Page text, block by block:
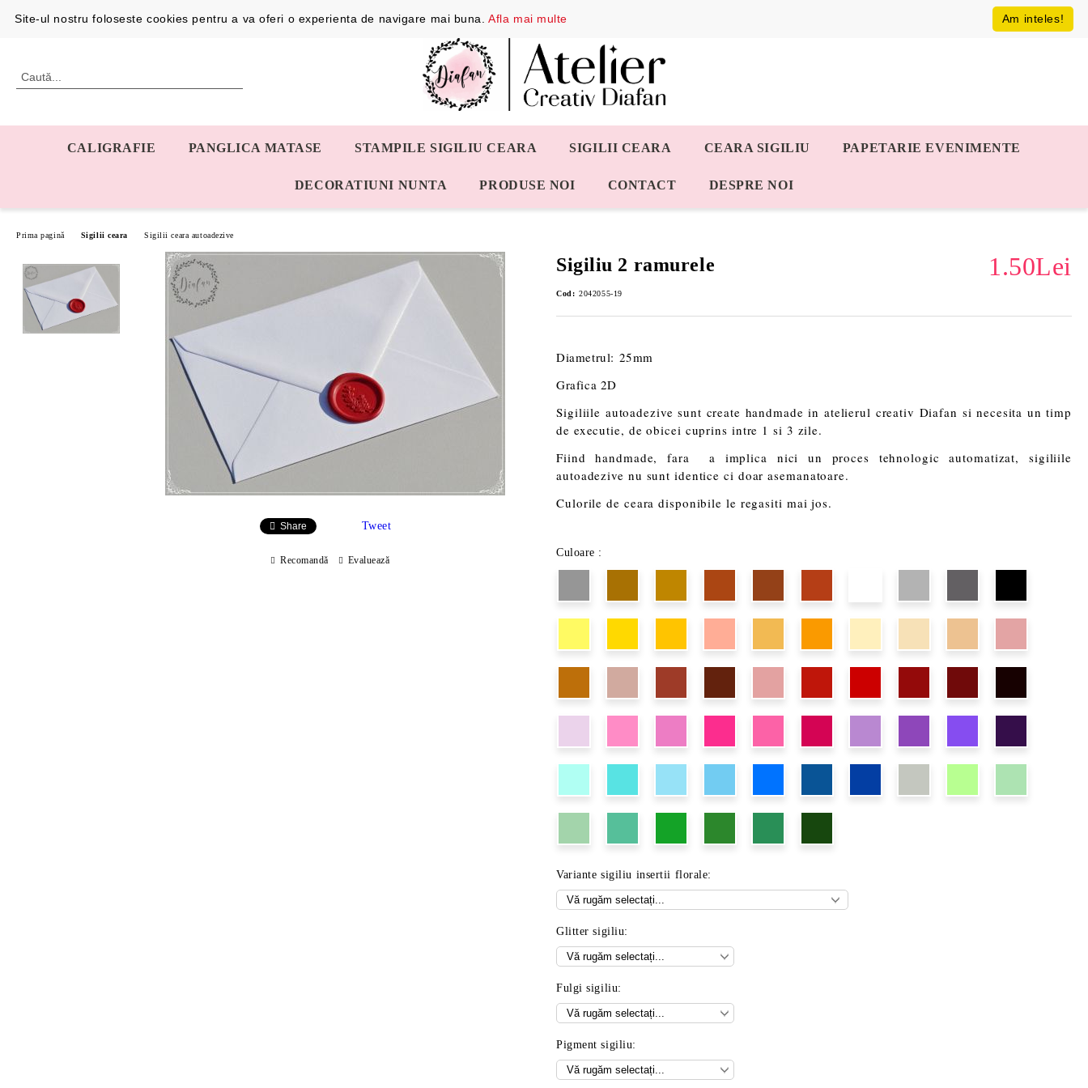
Profil 0726192387
CALIGRAFIE PANGLICA MATASE STAMPILE SIGILIU CEARA SIGILII CEARA CEARA SIGILIU PAPETARIE EVENIMENTE
DECORATIUNI NUNTA PRODUSE NOI CONTACT DESPRE NOI
Prima pagină Sigilii ceara Sigilii ceara autoadezive
Sigiliu 2 ramurele 1.50Lei
Cod: 2042055-19
Diametrul: 25mm
Grafica 2D
Sigiliile autoadezive sunt create handmade in atelierul creativ Diafan si necesita un timp
de executie, de obicei cuprins intre 1 si 3 zile.
Fiind handmade, fara a implica nici un proces tehnologic automatizat, sigiliile
autoadezive nu sunt identice ci doar asemanatoare.
Culorile de ceara disponibile le regasiti mai jos.
Culoare :
Variante sigiliu insertii florale:
Glitter sigiliu:
Fulgi sigiliu:
Pigment sigiliu:
Share Tweet
Recomandă Evaluează
Am inteles!
Site-ul nostru foloseste cookies pentru a va oferi o experienta de navigare mai buna.Afla mai multe